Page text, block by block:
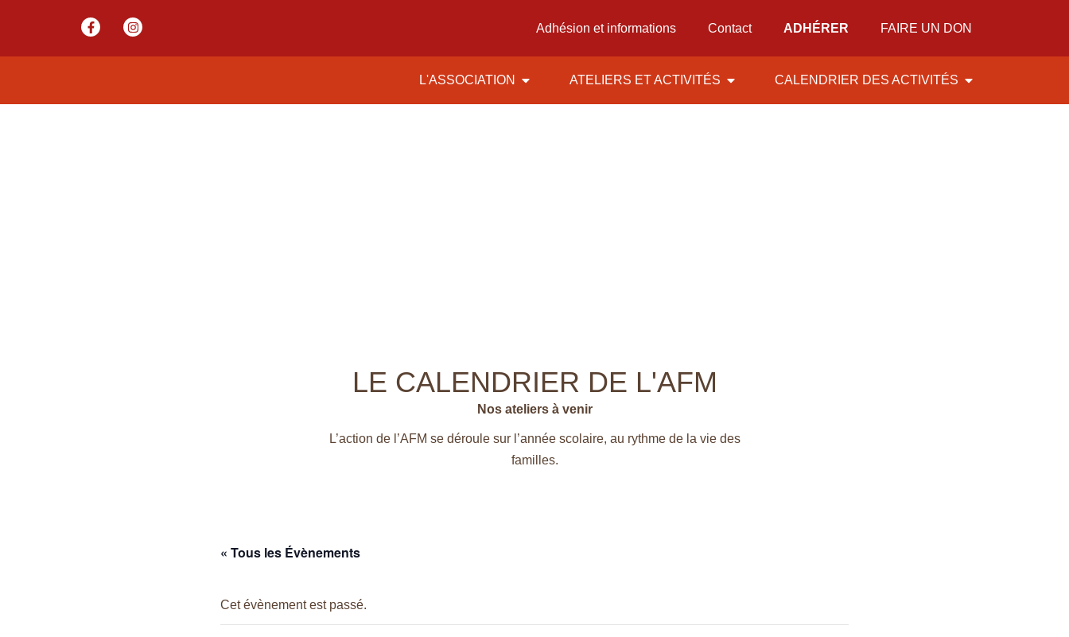
Adhésion et informations Contact ADHÉRER FAIRE UN DON
L'ASSOCIATION ATELIERS ET ACTIVITÉS CALENDRIER DES ACTIVITÉS
LE CALENDRIER DE L'AFM
Nos ateliers à venir
L’action de l’AFM se déroule sur l’année scolaire, au rythme de la vie des
familles.
« Tous les Évènements
Cet évènement est passé.